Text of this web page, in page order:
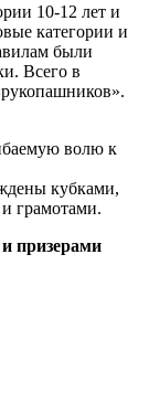
10-12 лет и
категории и
были
Всего в
волю к
кубками,
грамотами.
и призерами